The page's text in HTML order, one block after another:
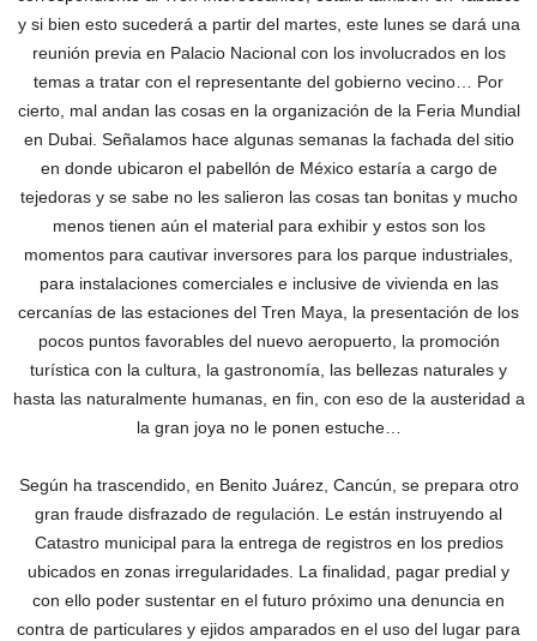
y si bien esto sucederá a partir del martes, este lunes se dará una
reunión previa en Palacio Nacional con los involucrados en los
temas a tratar con el representante del gobierno vecino… Por
cierto, mal andan las cosas en la organización de la Feria Mundial
en Dubai. Señalamos hace algunas semanas la fachada del sitio
en donde ubicaron el pabellón de México estaría a cargo de
tejedoras y se sabe no les salieron las cosas tan bonitas y mucho
menos tienen aún el material para exhibir y estos son los
momentos para cautivar inversores para los parque industriales,
para instalaciones comerciales e inclusive de vivienda en las
cercanías de las estaciones del Tren Maya, la presentación de los
pocos puntos favorables del nuevo aeropuerto, la promoción
turística con la cultura, la gastronomía, las bellezas naturales y
hasta las naturalmente humanas, en fin, con eso de la austeridad a
la gran joya no le ponen estuche…
Según ha trascendido, en Benito Juárez, Cancún, se prepara otro
gran fraude disfrazado de regulación. Le están instruyendo al
Catastro municipal para la entrega de registros en los predios
ubicados en zonas irregularidades. La finalidad, pagar predial y
con ello poder sustentar en el futuro próximo una denuncia en
contra de particulares y ejidos amparados en el uso del lugar para